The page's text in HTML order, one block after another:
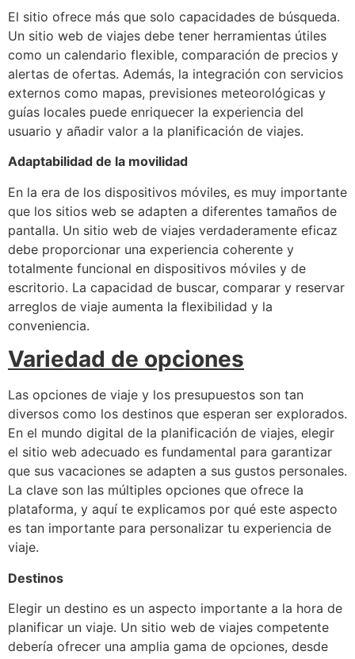
El sitio ofrece más que solo capacidades de búsqueda.
Un sitio web de viajes debe tener herramientas útiles
como un calendario flexible, comparación de precios y
alertas de ofertas. Además, la integración con servicios
externos como mapas, previsiones meteorológicas y
guías locales puede enriquecer la experiencia del
usuario y añadir valor a la planificación de viajes.
Adaptabilidad de la movilidad
En la era de los dispositivos móviles, es muy importante
que los sitios web se adapten a diferentes tamaños de
pantalla. Un sitio web de viajes verdaderamente eficaz
debe proporcionar una experiencia coherente y
totalmente funcional en dispositivos móviles y de
escritorio. La capacidad de buscar, comparar y reservar
arreglos de viaje aumenta la flexibilidad y la
conveniencia.
Variedad de opciones
Las opciones de viaje y los presupuestos son tan
diversos como los destinos que esperan ser explorados.
En el mundo digital de la planificación de viajes, elegir
el sitio web adecuado es fundamental para garantizar
que sus vacaciones se adapten a sus gustos personales.
La clave son las múltiples opciones que ofrece la
plataforma, y ​​aquí te explicamos por qué este aspecto
es tan importante para personalizar tu experiencia de
viaje.
Destinos
Elegir un destino es un aspecto importante a la hora de
planificar un viaje. Un sitio web de viajes competente
debería ofrecer una amplia gama de opciones, desde